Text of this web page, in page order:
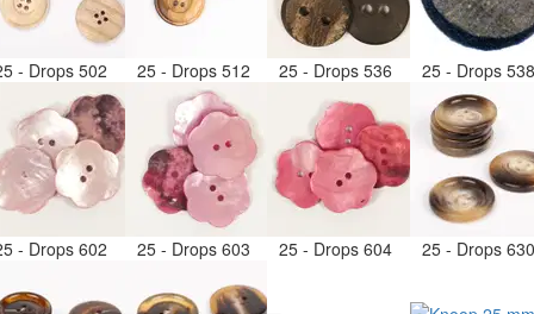
- Drops 502 25 - Drops 512 25 - Drops 536 25 - Drops
- Drops 602 25 - Drops 603 25 - Drops 604 25 - Drops